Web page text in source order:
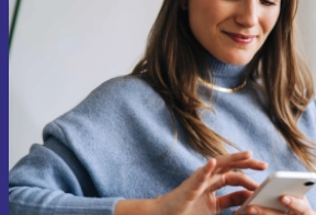
Registreeru
Teavet isikuandmete kasutamise kohta leiate meie
privaatsuspoliitikast.